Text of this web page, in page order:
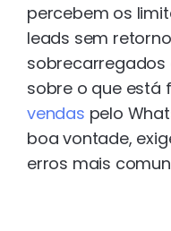
percebem os
leads sem
sobrecarregados
sobre o que está
vendas pelo
boa vontade,
erros mais